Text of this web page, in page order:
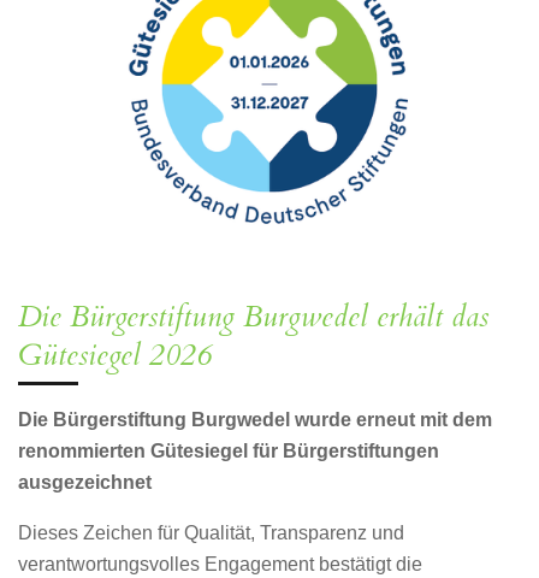
Die Bürgerstiftung Burgwedel erhält das
Gütesiegel 2026
Die Bürgerstiftung Burgwedel wurde erneut mit dem
renommierten Gütesiegel für Bürgerstiftungen
ausgezeichnet
Dieses Zeichen für Qualität, Transparenz und
verantwortungsvolles Engagement bestätigt die